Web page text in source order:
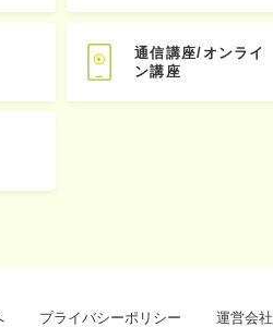
通信講座/オンライ
ン講座
プライバシーポリシー 運営会社